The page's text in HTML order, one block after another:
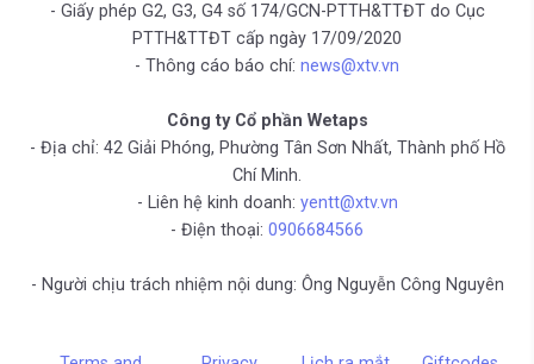
- Giấy phép G2, G3, G4 số 174/GCN-PTTH&TTĐT do Cục
PTTH&TTĐT cấp ngày 17/09/2020
- Thông cáo báo chí: news@xtv.vn
Công ty Cổ phần Wetaps
- Địa chỉ: 42 Giải Phóng, Phường Tân Sơn Nhất, Thành phố Hồ
Chí Minh.
- Liên hệ kinh doanh: yentt@xtv.vn
- Điện thoại: 0906684566
- Người chịu trách nhiệm nội dung: Ông Nguyễn Công Nguyên